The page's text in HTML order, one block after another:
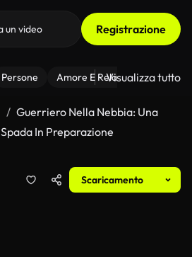
Registrazione
Persone Amore E Relazioni Il
Visualizza tutto
Guerriero Nella Nebbia: Una
Spada In Preparazione
Scaricamento